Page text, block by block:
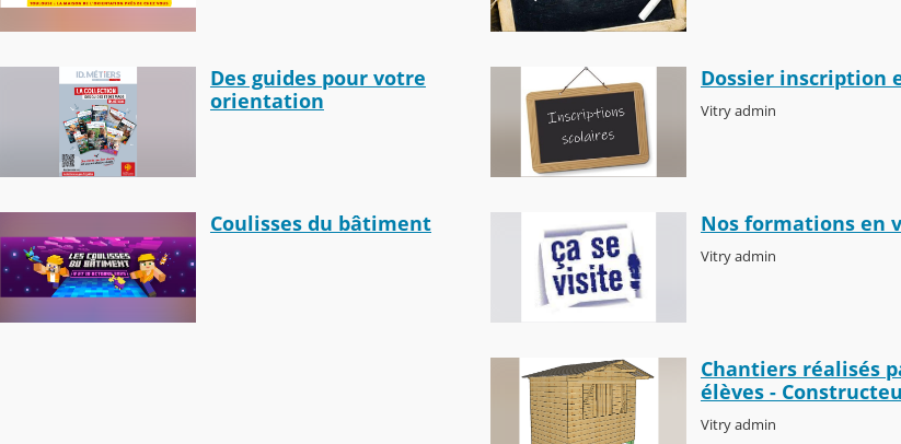
Des guides pour votre
orientation
Coulisses du bâtiment
Dossier inscription
Vitry admin
Nos formations en
Vitry admin
Chantiers réalisés
élèves -
Vitry admin